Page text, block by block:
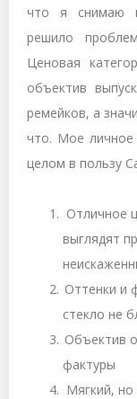
что я снимаю
решило
Ценовая
объектив
ремейков, а
что. Мое
целом в пользу
Отличное
выглядят
Оттенки и
стекло не
Объектив
фактуры
Мягкий,